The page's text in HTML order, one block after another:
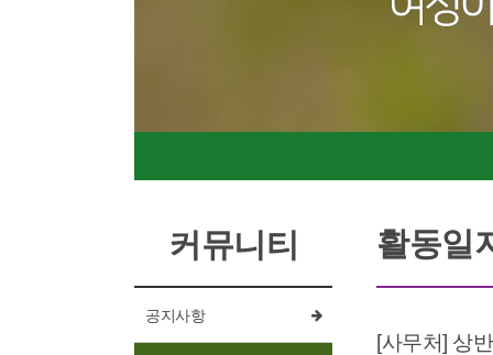
커뮤니티
공지사항
활동일
[사무처] 상